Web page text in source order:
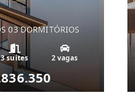
03 DORMITÓRIOS
3 suítes 2 vagas